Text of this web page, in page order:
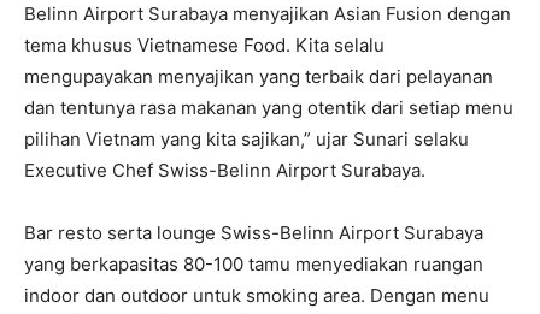
Belinn Airport Surabaya menyajikan Asian Fusion dengan
tema khusus Vietnamese Food. Kita selalu
mengupayakan menyajikan yang terbaik dari pelayanan
dan tentunya rasa makanan yang otentik dari setiap menu
pilihan Vietnam yang kita sajikan,” ujar Sunari selaku
Executive Chef Swiss-Belinn Airport Surabaya.
Bar resto serta lounge Swiss-Belinn Airport Surabaya
yang berkapasitas 80-100 tamu menyediakan ruangan
indoor dan outdoor untuk smoking area. Dengan menu